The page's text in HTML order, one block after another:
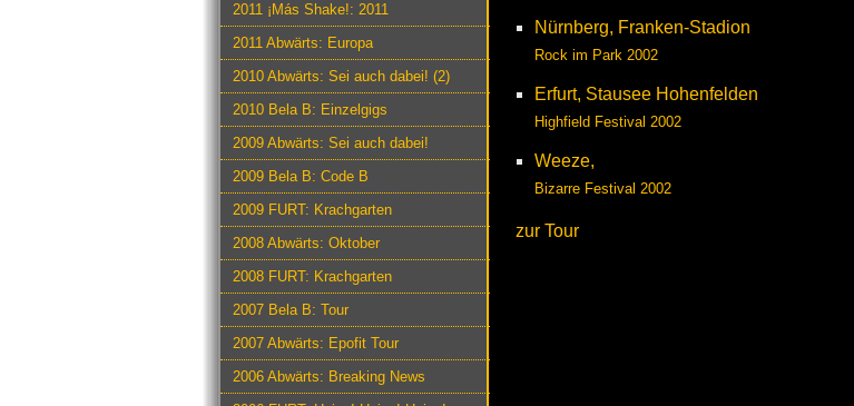
2011 ¡Más Shake!: 2011
2011 Abwärts: Europa
2010 Abwärts: Sei auch dabei! (2)
2010 Bela B: Einzelgigs
2009 Abwärts: Sei auch dabei!
2009 Bela B: Code B
2009 FURT: Krachgarten
2008 Abwärts: Oktober
2008 FURT: Krachgarten
2007 Bela B: Tour
2007 Abwärts: Epofit Tour
2006 Abwärts: Breaking News
Nürnberg, Franken-Stadion
Rock im Park 2002
Erfurt, Stausee Hohenfelden
Highfield Festival 2002
Weeze,
Bizarre Festival 2002
zur Tour